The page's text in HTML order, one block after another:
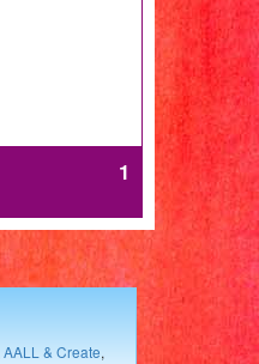
1
AALL & Create,